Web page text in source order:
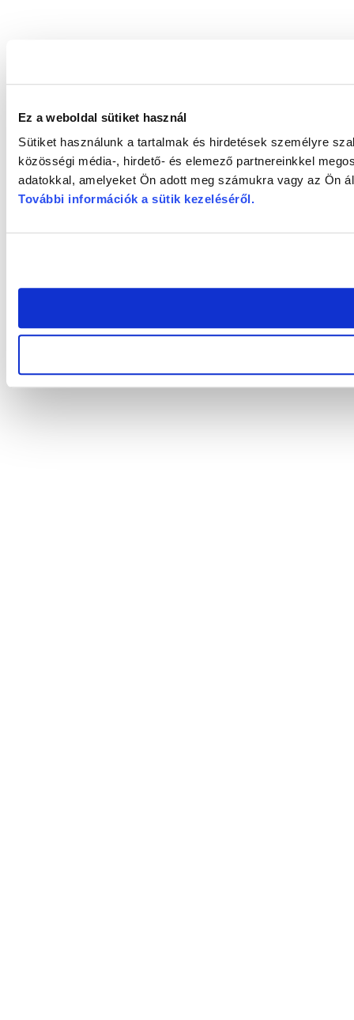
Ez a weboldal sütiket használ
Sütiket használunk a tartalmak és hirdetések személyre
közösségi média-, hirdető- és elemező partnereinkkel
adatokkal, amelyeket Ön adott meg számukra vagy az Ön
További információk a sütik kezeléséről.